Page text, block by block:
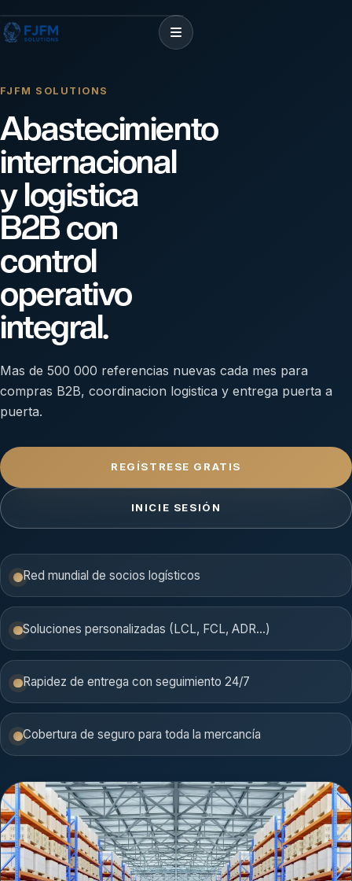
FJFM SOLUTIONS
Abastecimiento
internacional
y logistica
B2B con
control
operativo
integral.
Mas de 500 000 referencias nuevas cada mes para
compras B2B, coordinacion logistica y entrega puerta a
puerta.
REGÍSTRESE GRATIS
INICIE SESIÓN
Red mundial de socios logísticos
Soluciones personalizadas (LCL, FCL, ADR…)
Rapidez de entrega con seguimiento 24/7
Cobertura de seguro para toda la mercancía